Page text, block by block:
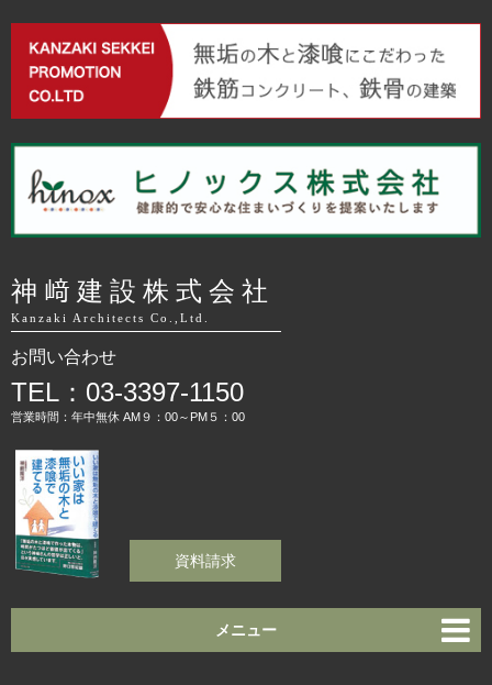
神﨑建設株式会社
Kanzaki Architects Co.,Ltd.
お問い合わせ
TEL：03-3397-1150
営業時間：年中無休 AM９：00～PM５：00
資料請求
メニュー